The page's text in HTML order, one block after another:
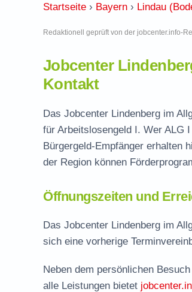
Startseite › Bayern › Lindau
Redaktionell geprüft von der jobcenter.info-
Jobcenter
Kontakt
Das Jobcenter Lindenberg im
für Arbeitslosengeld I. Wer ALG
Bürgergeld-Empfänger erhalten
der Region können
Öffnungszeiten und
Das Jobcenter Lindenberg im
sich eine vorherige
Neben dem persönlichen
alle Leistungen bietet